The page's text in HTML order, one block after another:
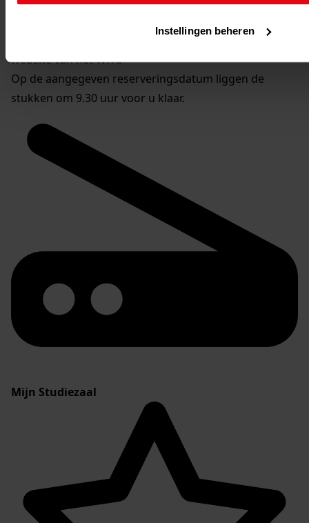
Instellingen beheren
online reserveren via de
website van het WFA.
Op de aangegeven reserveringsdatum liggen de
stukken om 9.30 uur voor u klaar.
Mijn Studiezaal